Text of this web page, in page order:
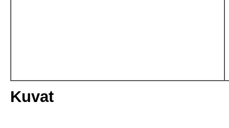
Kuvat